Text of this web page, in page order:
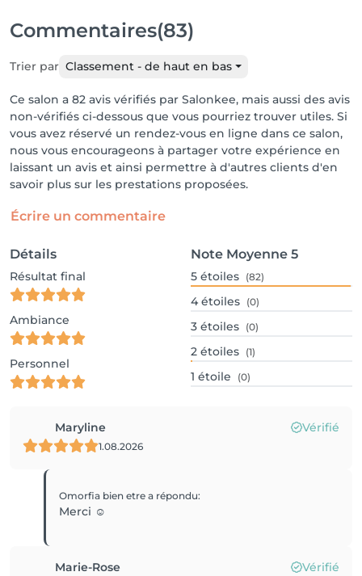
Commentaires(83)
Trier par Classement - de haut en bas
Ce salon a 82 avis vérifiés par Salonkee, mais aussi des avis
non-vérifiés ci-dessous que vous pourriez trouver utiles. Si
vous avez réservé un rendez-vous en ligne dans ce salon,
nous vous encourageons à partager votre expérience en
laissant un avis et ainsi permettre à d'autres clients d'en
savoir plus sur les prestations proposées.
Écrire un commentaire
Détails
Résultat final
Ambiance
Personnel
Note Moyenne 5
5 étoiles (82)
4 étoiles (0)
3 étoiles (0)
2 étoiles (1)
1 étoile (0)
Maryline Vérifié
1.08.2026
Omorfia bien etrea répondu:
Merci ☺️
Marie-Rose Vérifié